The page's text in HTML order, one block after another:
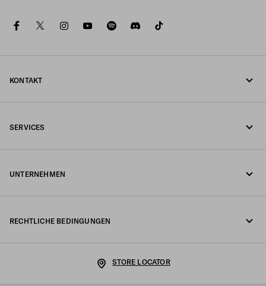
facebooktwitterinstagramyoutubespotifydiscord
KONTAKT
SERVICES
UNTERNEHMEN
RECHTLICHE BEDINGUNGEN
STORE LOCATOR